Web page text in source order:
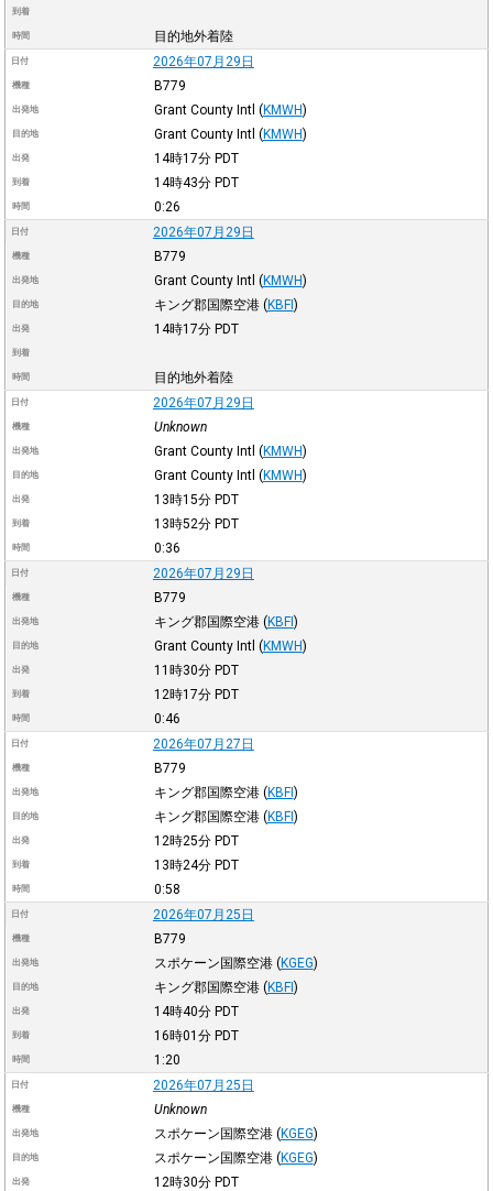
到着
時間 目的地外着陸
日付 2026年07月29日
機種 B779
出発地 Grant County Intl (KMWH)
目的地 Grant County Intl (KMWH)
出発 14時17分 PDT
到着 14時43分 PDT
時間 0:26
日付 2026年07月29日
機種 B779
出発地 Grant County Intl (KMWH)
目的地 キング郡国際空港 (KBFI)
出発 14時17分 PDT
到着
時間 目的地外着陸
日付 2026年07月29日
機種 Unknown
出発地 Grant County Intl (KMWH)
目的地 Grant County Intl (KMWH)
出発 13時15分 PDT
到着 13時52分 PDT
時間 0:36
日付 2026年07月29日
機種 B779
出発地 キング郡国際空港 (KBFI)
目的地 Grant County Intl (KMWH)
出発 11時30分 PDT
到着 12時17分 PDT
時間 0:46
日付 2026年07月27日
機種 B779
出発地 キング郡国際空港 (KBFI)
目的地 キング郡国際空港 (KBFI)
出発 12時25分 PDT
到着 13時24分 PDT
時間 0:58
日付 2026年07月25日
機種 B779
出発地 スポケーン国際空港 (KGEG)
目的地 キング郡国際空港 (KBFI)
出発 14時40分 PDT
到着 16時01分 PDT
時間 1:20
日付 2026年07月25日
機種 Unknown
出発地 スポケーン国際空港 (KGEG)
目的地 スポケーン国際空港 (KGEG)
出発 12時30分 PDT